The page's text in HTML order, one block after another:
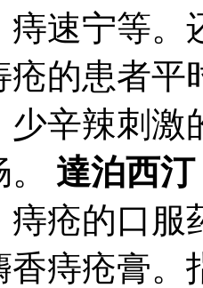
痔速宁等。
疮的患者平
少辛辣刺激
達泊西汀
痔疮的口服
香痔疮膏。